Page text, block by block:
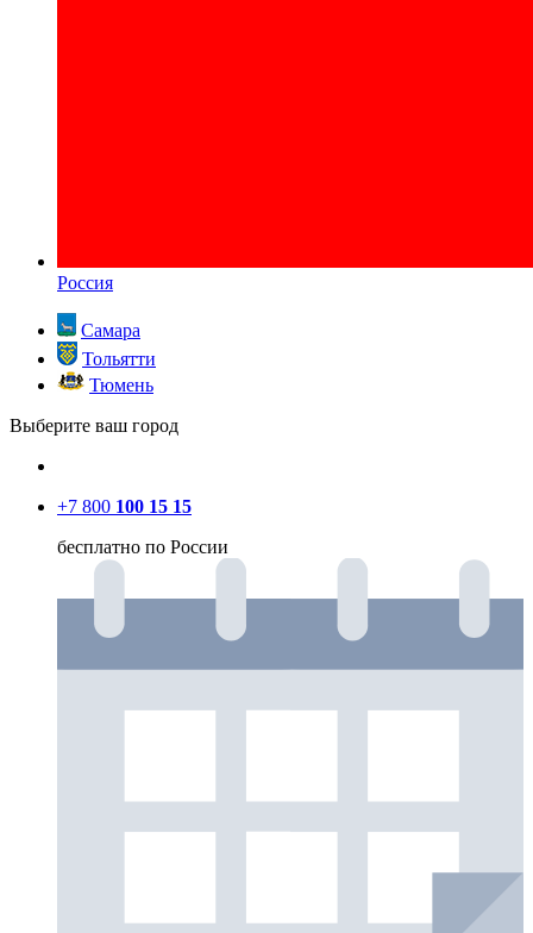
Россия
Самара
Тольятти
Тюмень
Выберите ваш город
+7 800 100 15 15
бесплатно по России